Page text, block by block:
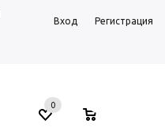
Вход Регистрация
0